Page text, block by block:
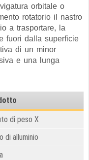
orbitale o
rotatorio il nastro
a trasportare, la
fuori dalla superficie
di un minor
e una lunga
di peso X
di alluminio